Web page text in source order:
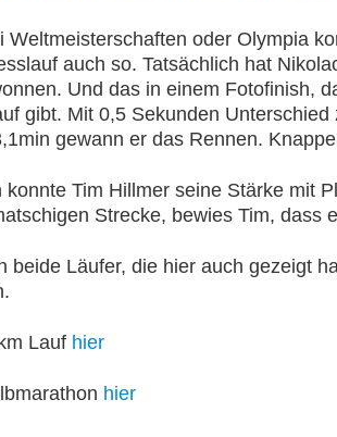
Weltmeisterschaften oder Olympia
auch so. Tatsächlich hat
Und das in einem Fotofinish,
gibt. Mit 0,5 Sekunden
gewann er das Rennen.
konnte Tim Hillmer seine Stärke mit
Strecke, bewies Tim, dass
beide Läufer, die hier auch gezeigt
Lauf hier
hier